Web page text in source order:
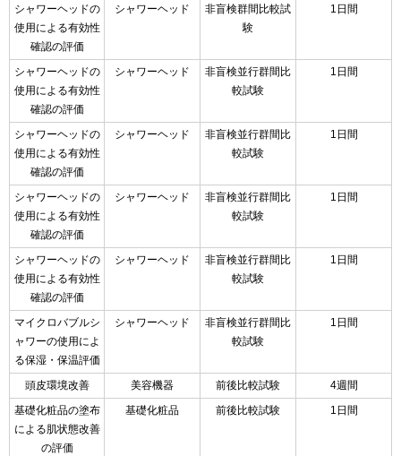
シャワーヘッドの
使用による有効性
確認の評価
シャワーヘッド
非盲検群間比較試
験
1日間
シャワーヘッドの
使用による有効性
確認の評価
シャワーヘッド
非盲検並行群間比
較試験
1日間
シャワーヘッドの
使用による有効性
確認の評価
シャワーヘッド
非盲検並行群間比
較試験
1日間
シャワーヘッドの
使用による有効性
確認の評価
シャワーヘッド
非盲検並行群間比
較試験
1日間
シャワーヘッドの
使用による有効性
確認の評価
シャワーヘッド
非盲検並行群間比
較試験
1日間
マイクロバブルシ
ャワーの使用によ
る保湿・保温評価
シャワーヘッド
非盲検並行群間比
較試験
1日間
頭皮環境改善 美容機器 前後比較試験
4週間
基礎化粧品の塗布
による肌状態改善
の評価
基礎化粧品 前後比較試験 1日間